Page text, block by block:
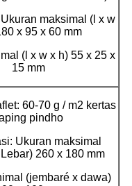
maksimal (l x w
x 95 x 60 mm
(l x w x h) 55 x 25 x
15 mm
60-70 g / m2 kertas
pindho
Ukuran maksimal
260 x 180 mm
(jembaré x dawa)